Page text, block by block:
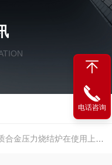
金压力烧结炉在使用上具有以下优势
电话咨询